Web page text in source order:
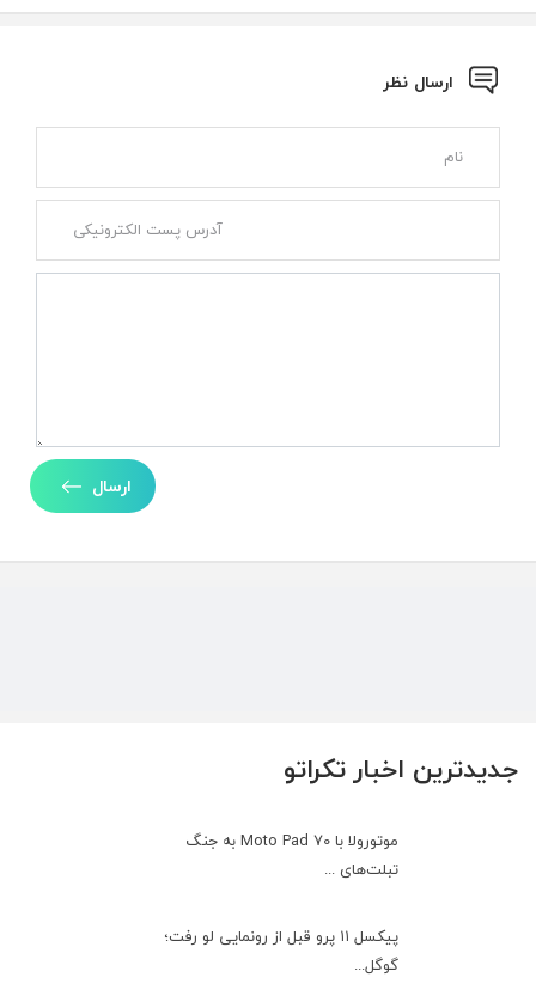
جدیدترین اخبار تکراتو
موتورولا با Moto Pad 70 به جنگ
تبلت‌های ...
پیکسل ۱۱ پرو قبل از رونمایی لو رفت؛
گوگل...
ارسال نظر
ارسال